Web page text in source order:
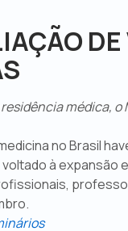
médica,
no Brasil
à expansão